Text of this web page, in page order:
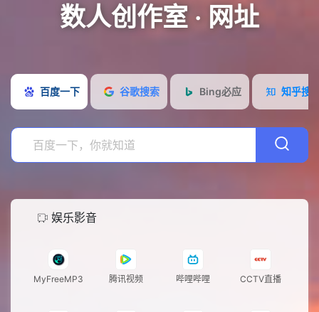
索
娱
影
音
用
导
教
育
网
数人创作室 · 网址
百度一下 谷歌搜索 Bing必应 知乎搜
娱乐影音
MyFreeMP3 腾讯视频 哔哩哔哩 CCTV直播